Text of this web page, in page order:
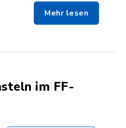
Mehr lesen
im FF-